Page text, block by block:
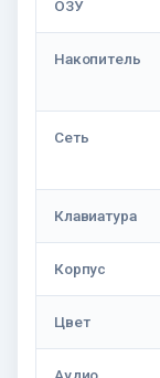
ОЗУ
Накопитель
Сеть
Клавиатура
Корпус
Цвет